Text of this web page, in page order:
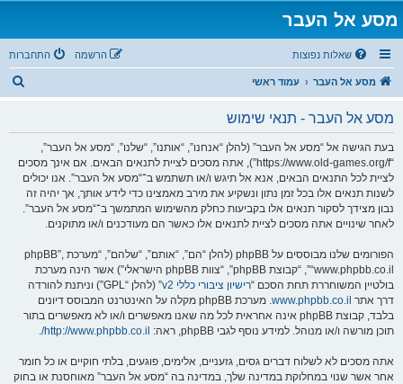
מסע אל העבר
שאלות נפוצות התחברות הרשמה
מסע אל העבר עמוד ראשי
מסע אל העבר - תנאי שימוש
בעת הגישה אל “מסע אל העבר” (להלן “אנחנו”, “אותנו”, “שלנו”, “מסע אל העבר”,
“https://www.old-games.org/f”), אתה מסכים לציית לתנאים הבאים. אם אינך מסכים
לציית לכל התנאים הבאים, אנא אל תיגש ו/או תשתמש ב־“מסע אל העבר”. אנו יכולים
לשנות תנאים אלו בכל זמן נתון ונשקיע את מירב מאמצינו כדי לידע אותך, אך יהיה זה
נבון מצידך לסקור תנאים אלו בקביעות כחלק מהשימוש המתמשך ב־“מסע אל העבר”.
לאחר שינויים אתה מסכים לציית לתנאים אלו כאשר הם מעודכנים ו/או מתוקנים.
הפורומים שלנו מבוססים על phpBB (להלן “הם”, “אותם”, “שלהם”, “מערכת phpBB”,
“www.phpbb.co.il”, “קבוצת phpBB”, “צוות phpBB הישראלי”) אשר הינה מערכת
בולטיין המשוחררת תחת הסכם “רישיון ציבורי כללי v2
” (להלן “GPL”) וניתנת להורדה
דרך אתר www.phpbb.co.il
. מערכת phpBB מקלה על האינטרנט המבוסס דיונים
בלבד, קבוצת phpBB אינה אחראית לכל מה שאנו מאפשרים ו/או לא מאפשרים בתור
תוכן מורשה ו/או מנוהל. למידע נוסף לגבי phpBB, ראה:
http://www.phpbb.co.il/
.
אתה מסכים לא לשלוח דברים גסים, גזעניים, אלימים, פוגעים, בלתי חוקיים או כל חומר
אחר אשר שנוי במחלוקת במדינה שלך, במדינה בה “מסע אל העבר” מאוחסנת או בחוק